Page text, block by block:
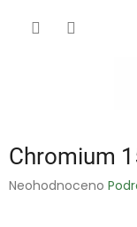
Chromium
Průměrné
Neohodnoceno